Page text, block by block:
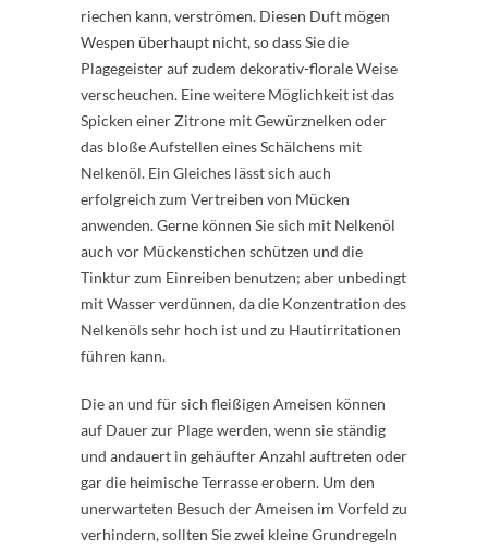
riechen kann, verströmen. Diesen Duft mögen
Wespen überhaupt nicht, so dass Sie die
Plagegeister auf zudem dekorativ-florale Weise
verscheuchen. Eine weitere Möglichkeit ist das
Spicken einer Zitrone mit Gewürznelken oder
das bloße Aufstellen eines Schälchens mit
Nelkenöl. Ein Gleiches lässt sich auch
erfolgreich zum Vertreiben von Mücken
anwenden. Gerne können Sie sich mit Nelkenöl
auch vor Mückenstichen schützen und die
Tinktur zum Einreiben benutzen; aber unbedingt
mit Wasser verdünnen, da die Konzentration des
Nelkenöls sehr hoch ist und zu Hautirritationen
führen kann.
Die an und für sich fleißigen Ameisen können
auf Dauer zur Plage werden, wenn sie ständig
und andauert in gehäufter Anzahl auftreten oder
gar die heimische Terrasse erobern. Um den
unerwarteten Besuch der Ameisen im Vorfeld zu
verhindern, sollten Sie zwei kleine Grundregeln